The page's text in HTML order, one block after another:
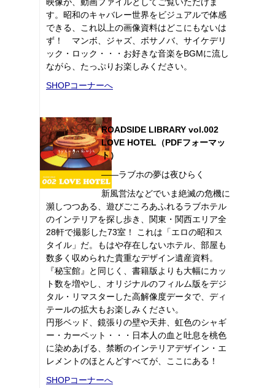
す。昭和のキャバレー世界をビジュアルで体感
できる、これ以上の画像資料はどこにもないは
ず！ マンボ、ジャズ、ボサノバ、サイケデリ
ック・ロック・・・お好きな音楽をBGMに流し
ながら、たっぷりお楽しみください。
SHOPコーナーへ
ROADSIDE LIBRARY vol.002
LOVE HOTEL（PDFフォーマッ
ト）
――ラブホの夢は夜ひらく
新風営法などでいま絶滅の危機に
瀕しつつある、遊びごころあふれるラブホテル
のインテリアを探し歩き、関東・関西エリア全
28軒で撮影した73室！ これは「エロの昭和ス
タイル」だ。もはや存在しないホテル、部屋も
数多く収められた貴重なデザイン遺産資料。
『秘宝館』と同じく、書籍版よりも大幅にカッ
ト数を増やし、オリジナルのフィルム版をデジ
タル・リマスターした高解像度データで、ディ
テールの拡大もお楽しみください。
円形ベッド、鏡張りの壁や天井、虹色のシャギ
ー・カーペット・・・日本人の血と吐息を桃色
に染めあげる、禁断のインテリアデザイン・エ
レメントのほとんどすべてが、ここにある！
SHOPコーナーへ